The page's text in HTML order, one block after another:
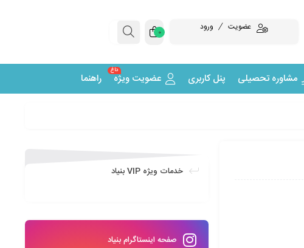
عضویت ورود 0
مشاوره تحصیلی پنل کاربری عضویت ویژه
داغ
راهنما
خدمات ویژه VIP بنیاد
صفحه اینستاگرام بنیاد